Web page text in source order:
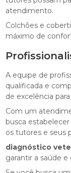
atendimento.
Colchões e
máximo de
A equipe de
qualificada e
de excelência
Com um
busca
os tutores e seus
diagnóstico
garantir a saúde